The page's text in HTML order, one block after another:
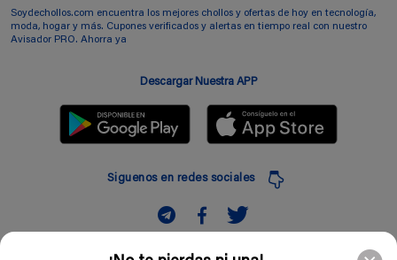
Soydechollos.com encuentra los mejores chollos y ofertas de hoy en tecnología,
moda, hogar y más. Cupones verificados y alertas en tiempo real con nuestro
Avisador PRO. Ahorra ya
Descargar Nuestra APP
Siguenos en redes sociales
Suscribir